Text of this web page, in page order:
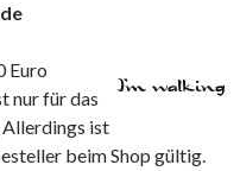
Euro
nur für das
ist
beim Shop gültig.